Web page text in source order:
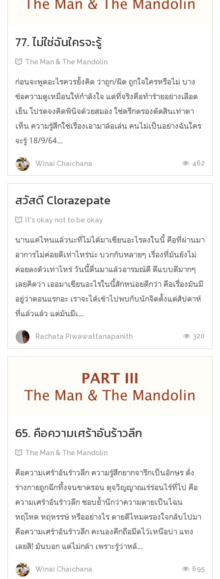
77. ไม่ใช่ฉันใครจะรู้
The Man & The Mandolin
ก่อนจะพูดอะไรควรยั้งคิด ว่าถูก/ผิด ถูกใจใครหรือไม่ บาง
ข้อความดูเหมือนให้กำลังใจ แต่ที่จริงคือทำร้ายอย่างเลือด
เย็น โปรดจงคิดพินิจด้วยสมอง ใช่ตรึกตรองตัดสินเท่าตา
เห็น ความรู้สึกใช่เรื่องเอามาล้อเล่น คนไม่เป็นอย่างฉันใคร
จะรู้ 18/9/64...
Winai Chaichana 462
สวัสดี Clorazepate
It's okay not to be okay
นานแค่ไหนแล้วนะที่ไม่ได้มาเขียนอะไรลงในนี้ คือที่ผ่านมา
อาการไม่ค่อยดีเท่าไหร่น่ะ บวกกับหลายๆ เรื่องที่มันยังไม่
ค่อยลงตัวเท่าไหร่ วันนี้ตื่นมาแล้วอารมณ์ดี ดีแบบดีมากๆ
เลยคิดว่า เออมาเขียนอะไรในนี้สักหน่อยดีกว่า คือเรื่องมันมี
อยู่ว่าตอนแรกอะ เราจะได้เข้าไปพบกับนักจิตตั้งแต่สัปดาห์
ที่แล้วแล้ว แต่มันมีเ...
Rachata Piwawattanapanith 320
65. คือความเศร้าอันร้าวลึก
The Man & The Mandolin
คือความเศร้าอันร้าวลึก ความรู้สึกยากจารึกเป็นอักษร ดั่ง
ร่างกายถูกฉีกทึ้งจนขาดรอน ดุจวิญญาณเร่ร่อนไร้ที่ไป คือ
ความเศร้าอันร้าวลึก ชอบย้ำนึกว่าความตายเป็นไฉน
หฤโหด หฤหรรษ์ หรืออย่างไร ตายดีไหมตรองใจกลับไปมา
คือความเศร้าอันร้าวลึก คะนองคึกถือมีดไว้เหนือบ่า แทง
เลยสิ! มันบอก แต่ไม่กล้า เพราะรู้ว่าหลั...
Winai Chaichana 695